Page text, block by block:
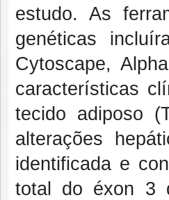
estudo. As
genéticas
Cytoscape,
características
tecido adiposo
alterações
identificada e
total do éxon 3